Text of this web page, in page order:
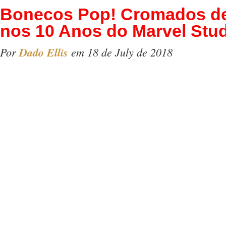
Bonecos Pop! Cromados
nos 10 Anos do Marvel
PorDado Ellis em 18 de July de 2018